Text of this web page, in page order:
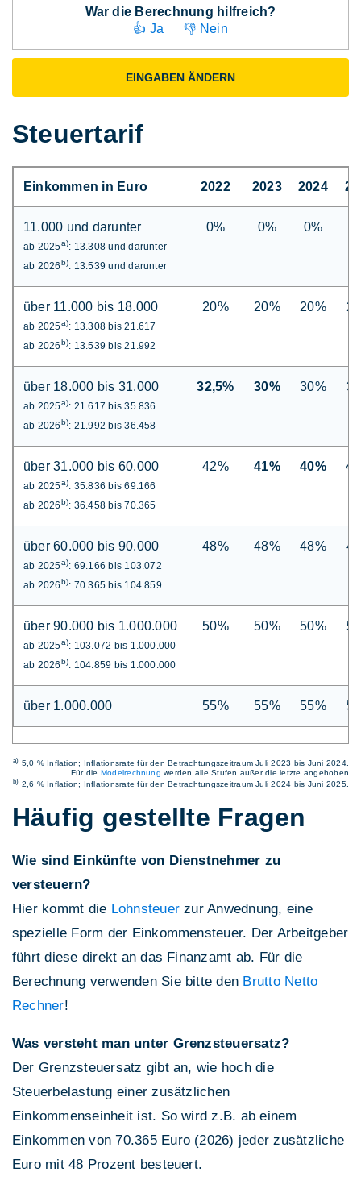
War die Berechnung hilfreich?
👍 Ja
👎 Nein
EINGABEN ÄNDERN
Steuertarif
Einkommen in Euro 2022 2023 2024
11.000 und darunter
ab 2025a): 13.308 und darunter
ab 2026b): 13.539 und darunter
0% 0% 0%
über 11.000 bis 18.000
ab 2025a): 13.308 bis 21.617
ab 2026b): 13.539 bis 21.992
20% 20% 20%
über 18.000 bis 31.000
ab 2025a): 21.617 bis 35.836
ab 2026b): 21.992 bis 36.458
32,5% 30% 30%
über 31.000 bis 60.000
ab 2025a): 35.836 bis 69.166
ab 2026b): 36.458 bis 70.365
42% 41% 40%
über 60.000 bis 90.000
ab 2025a): 69.166 bis 103.072
ab 2026b): 70.365 bis 104.859
48% 48% 48%
über 90.000 bis 1.000.000
ab 2025a): 103.072 bis 1.000.000
ab 2026b): 104.859 bis 1.000.000
50% 50% 50%
über 1.000.000 55% 55% 55%
a) 5,0 % Inflation; Inflationsrate für den Betrachtungszeitraum Juli 2023 bis Juni 2024.
Für die Modelrechnung werden alle Stufen außer die letzte angehoben
b) 2,6 % Inflation; Inflationsrate für den Betrachtungszeitraum Juli 2024 bis Juni 2025.
Häufig gestellte Fragen
Wie sind Einkünfte von Dienstnehmer zu
versteuern?
Hier kommt die Lohnsteuer zur Anwednung, eine
spezielle Form der Einkommensteuer. Der Arbeitgeber
führt diese direkt an das Finanzamt ab. Für die
Berechnung verwenden Sie bitte den Brutto Netto
Rechner!
Was versteht man unter Grenzsteuersatz?
Der Grenzsteuersatz gibt an, wie hoch die
Steuerbelastung einer zusätzlichen
Einkommenseinheit ist. So wird z.B. ab einem
Einkommen von 70.365 Euro (2026) jeder zusätzliche
Euro mit 48 Prozent besteuert.